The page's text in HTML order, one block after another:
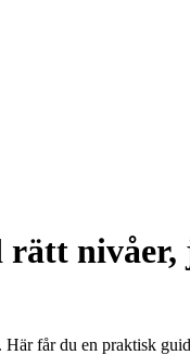
nivåer,
får du en praktisk